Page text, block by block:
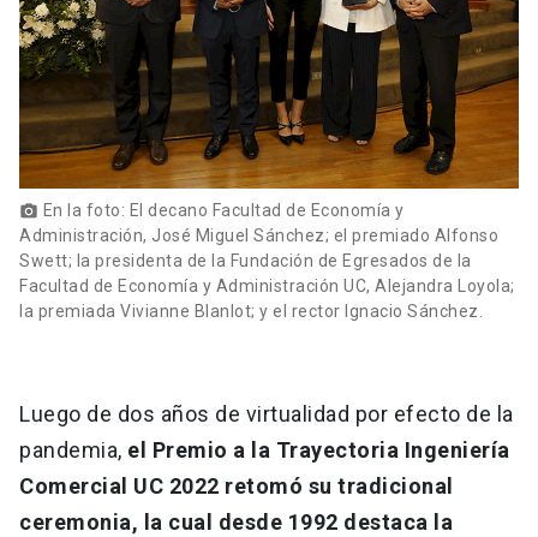
photo_camera En la foto: El decano Facultad de Economía y
Administración, José Miguel Sánchez; el premiado Alfonso
Swett; la presidenta de la Fundación de Egresados de la
Facultad de Economía y Administración UC, Alejandra Loyola;
la premiada Vivianne Blanlot; y el rector Ignacio Sánchez.
Luego de dos años de virtualidad por efecto de la
pandemia, el Premio a la Trayectoria Ingeniería
Comercial UC 2022 retomó su tradicional
ceremonia, la cual desde 1992 destaca la